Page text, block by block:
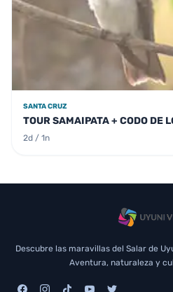
SANTA CRUZ
TOUR SAMAIPATA + CODO DE
2d / 1n
Descubre las maravillas del Salar de
Aventura, naturaleza y